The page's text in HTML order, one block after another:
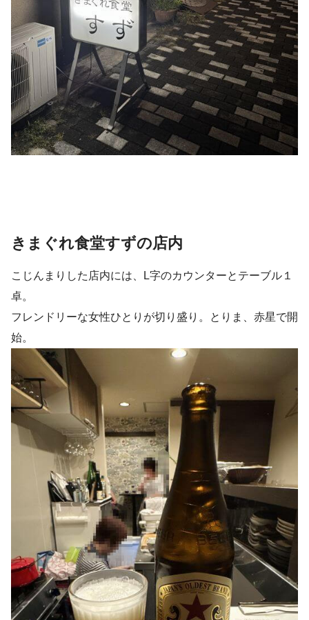
きまぐれ食堂すずの店内
こじんまりした店内には、L字のカウンターとテーブル１
卓。
フレンドリーな女性ひとりが切り盛り。とりま、赤星で開
始。